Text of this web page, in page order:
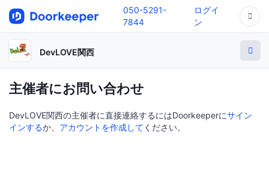
050-5291-
7844
ログイ
ン
DevLOVE関西
主催者にお問い合わせ
DevLOVE関西の主催者に直接連絡するにはDoorkeeperにサイン
インするか、 アカウントを作成して ください。